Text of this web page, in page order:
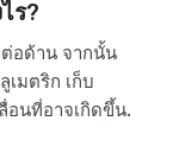
ร?
ต่อด้าน จากนั้น
มตริก เก็บ
อนที่อาจเกิดขึ้น.